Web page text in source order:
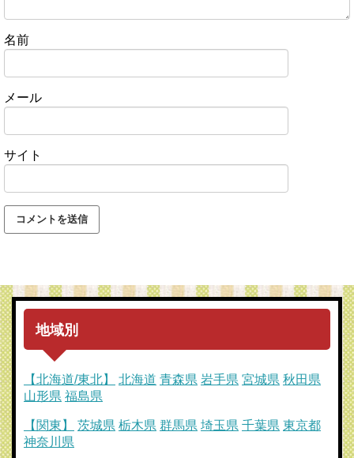
名前
メール
サイト
地域別
【北海道/東北】 北海道 青森県 岩手県 宮城県 秋田県
山形県 福島県
【関東】 茨城県 栃木県 群馬県 埼玉県 千葉県 東京都
神奈川県